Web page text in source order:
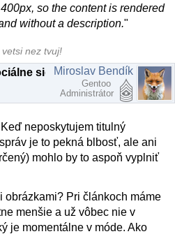
so the content is rendered
without a description."
vetsi nez tvuj!
sieteMiroslav Bendík
Gentoo
Administrátor
neposkytujem titulný
je to pekná blbosť, ale ani
mohlo by to aspoň vyplniť
obrázkami? Pri článkoch máme
menšie a už vôbec nie v
je momentálne v móde. Ako